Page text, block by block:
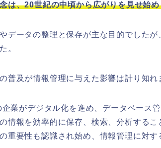
は、20世紀の中頃から広がりを見せ始
データの整理と保存が主な目的でしたが
。
普及が情報管理に与えた影響は計り知れ
業がデジタル化を進め、データベース
情報を効率的に保存、検索、分析するこ
重要性も認識され始め、情報管理に対す